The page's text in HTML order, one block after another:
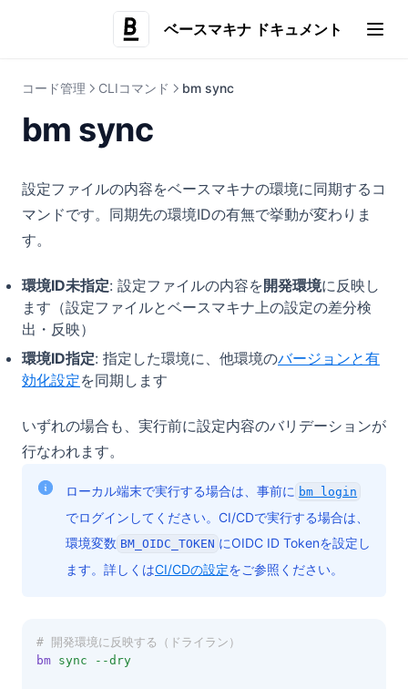
ベースマキナ ドキュメント
(opens
コード管理 CLIコマンド bm sync
bm sync
設定ファイルの内容をベースマキナの環境に同期するコ
マンドです。同期先の環境IDの有無で挙動が変わりま
す。
環境ID未指定: 設定ファイルの内容を開発環境に反映し
ます（設定ファイルとベースマキナ上の設定の差分検
出・反映）
環境ID指定: 指定した環境に、他環境のバージョンと有
効化設定を同期します
いずれの場合も、実行前に設定内容のバリデーションが
行なわれます。
ローカル端末で実行する場合は、事前に bm login
でログインしてください。CI/CDで実行する場合は、
環境変数 BM_OIDC_TOKEN にOIDC ID Tokenを設定し
ます。詳しくはCI/CDの設定をご参照ください。
# 開発環境に反映する（ドライラン）
bm sync --dry